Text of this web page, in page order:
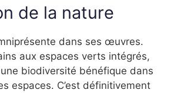
de la nature
dans ses œuvres.
aux espaces verts intégrés,
biodiversité bénéfique dans
espaces. C’est définitivement